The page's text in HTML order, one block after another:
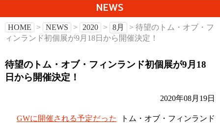
NEWS
HOME > NEWS > 2020 > 8月
> 待望のトム・オブ・フ
ィンランド初個展が9月18日から開催決定！
待望のトム・オブ・フィンランド初個展が9月18
日から開催決定！
2020年08月19日
GWに開催される予定だった
トム・オブ・フィンランド